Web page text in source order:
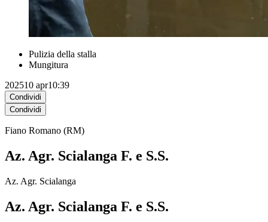
Pulizia della stalla
Mungitura
202510 apr10:39
Condividi
Condividi
Fiano Romano (RM)
Az. Agr. Scialanga F. e S.S.
Az. Agr. Scialanga
Az. Agr. Scialanga F. e S.S.